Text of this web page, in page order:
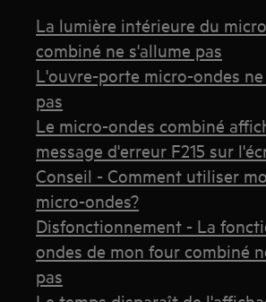
La lumière intérieure du
combiné ne s'allume pas
L'ouvre-porte micro-ondes
pas
Le micro-ondes combiné
message d'erreur F215 sur
Conseil - Comment utiliser
micro-ondes?
Disfonctionnement - La
ondes de mon four combiné
pas